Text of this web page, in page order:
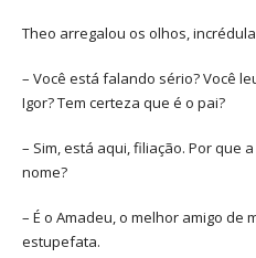
Theo arregalou os olhos,
– Você está falando sério? Você
Igor? Tem certeza que é o pai?
– Sim, está aqui, filiação. Por que
nome?
– É o Amadeu, o melhor amigo de
estupefata.